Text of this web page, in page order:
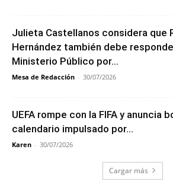
Julieta Castellanos considera que
Hernández también debe
Ministerio Público por...
Mesa de Redacción - 30/07/2026
UEFA rompe con la FIFA y anuncia
calendario impulsado por...
Karen - 30/07/2026
Cargar más